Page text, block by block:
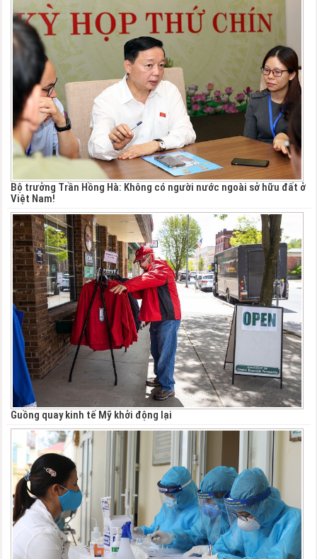
Bộ trưởng Trần Hồng Hà: Không có người nước ngoài sở hữu đất ở
Việt Nam!
Guồng quay kinh tế Mỹ khởi động lại